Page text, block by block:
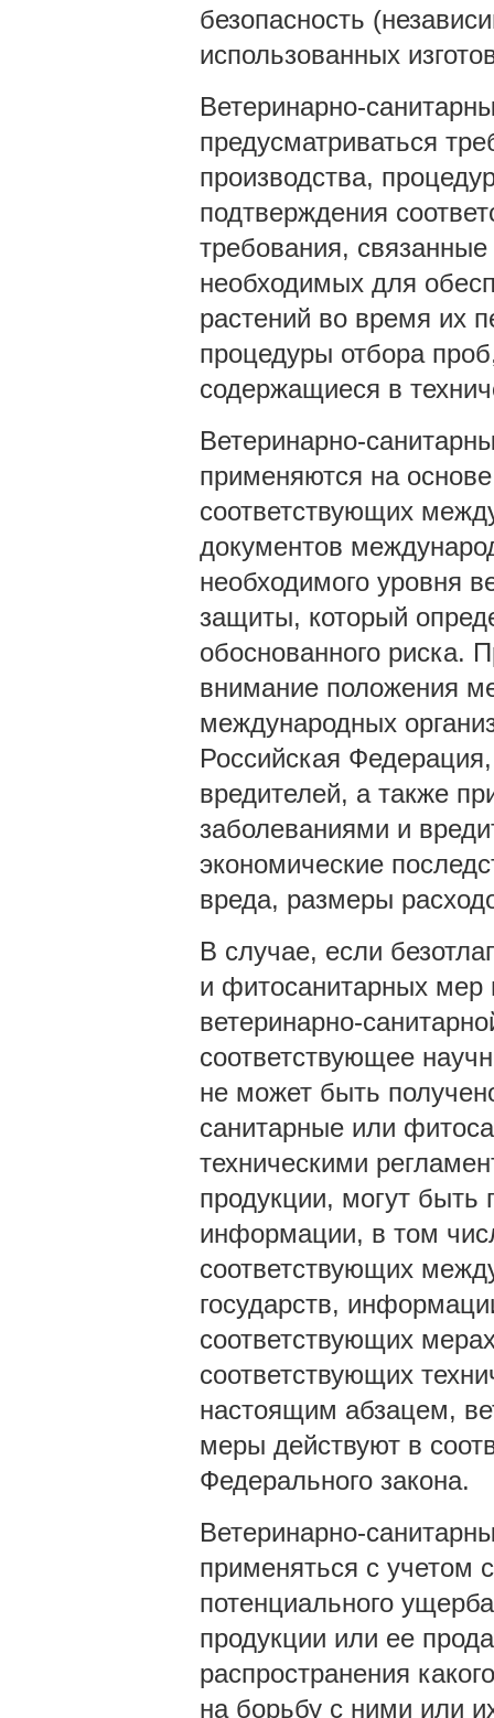
безопасность
использованных
Ветеринарно-
предусматриваться
производства,
подтверждения
требования,
необходимых для
растений во время их
процедуры отбора
содержащиеся в
Ветеринарно-
применяются на
соответствующих
документов
необходимого уровня
защиты, который
обоснованного риска.
внимание положения
международных
Российская
вредителей, а также
заболеваниями и
экономические
вреда, размеры
В случае, если
и фитосанитарных мер
ветеринарно-
соответствующее
не может быть
санитарные или
техническими
продукции, могут
информации, в том
соответствующих
государств,
соответствующих
соответствующих
настоящим абзацем,
меры действуют в
Федерального закона.
Ветеринарно-
применяться с учетом
потенциального
продукции или ее
распространения
на борьбу с ними или